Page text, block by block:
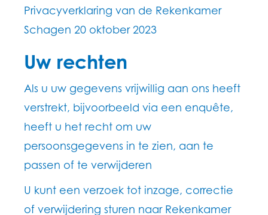
Privacyverklaring van de Rekenkamer
Schagen 20 oktober 2023
Uw rechten
Als u uw gegevens vrijwillig aan ons heeft
verstrekt, bijvoorbeeld via een enquête,
heeft u het recht om uw
persoonsgegevens in te zien, aan te
passen of te verwijderen
U kunt een verzoek tot inzage, correctie
of verwijdering sturen naar Rekenkamer